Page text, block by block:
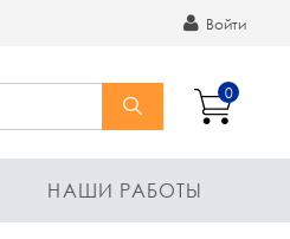
Войти
0
НАШИ РАБОТЫ